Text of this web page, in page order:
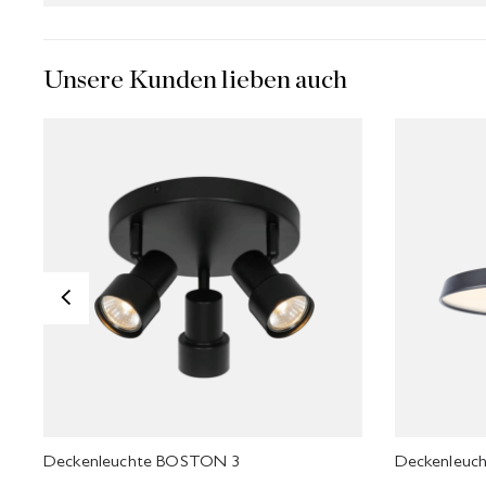
Unsere Kunden lieben auch
Deckenleuchte BOSTON 3
<